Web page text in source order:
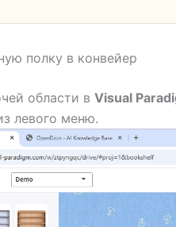
полку в конвейер
области в Visual
левого меню.